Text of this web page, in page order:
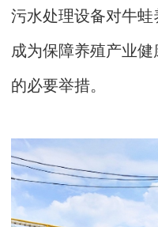
污水处理设备对牛
成为保障养殖产业
的必要举措。